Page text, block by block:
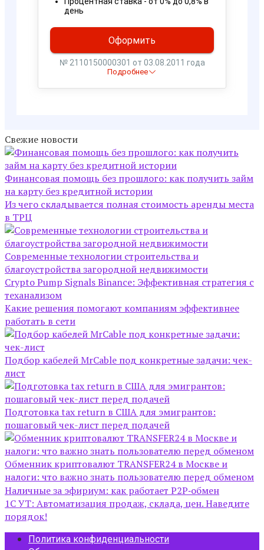
Свежие новости
Финансовая помощь без прошлого: как получить займ
на карту без кредитной истории
Из чего складывается полная стоимость аренды места
в ТРЦ
Современные технологии строительства и
благоустройства загородной недвижимости
Crypto Pump Signals Binance: Эффективная стратегия с
теханализом
Какие решения помогают компаниям эффективнее
работать в сети
Подбор кабелей MrCable под конкретные задачи: чек-
лист
Подготовка tax return в США для эмигрантов:
пошаговый чек-лист перед подачей
Обменник криптовалют TRANSFER24 в Москве и
налоги: что важно знать пользователю перед обменом
Наличные за эфириум: как работает P2P‑обмен
1С УТ: Автоматизация продаж, склада, цен. Наведите
порядок!
Политика конфиденциальности